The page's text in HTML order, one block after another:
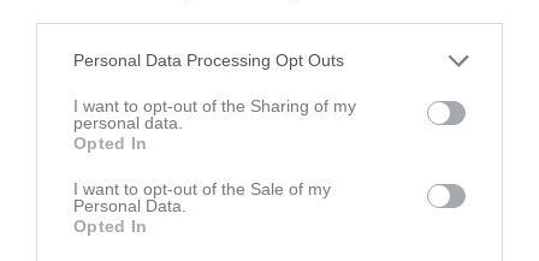
Personal Data Processing Opt Outs
I want to opt-out of the Sharing of my
personal data.
Opted In
I want to opt-out of the Sale of my
Personal Data.
Opted In
P010 Träning 17 aug, 18:30